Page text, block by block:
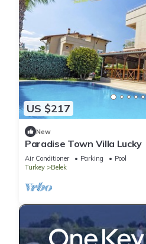
US $217
New
Paradise Town Villa Lucky
Air Conditioner Parking
Pool
Turkey
Belek